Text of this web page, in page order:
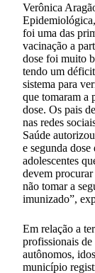
Verônica
foi uma das
vacinação a
dose foi muito
tendo um
sistema para
que tomaram a
dose. Os pais
nas redes
Saúde
e segunda
adolescentes
devem procurar
não tomar a
imunizado”,
Em relação a
profissionais
autônomos,
município